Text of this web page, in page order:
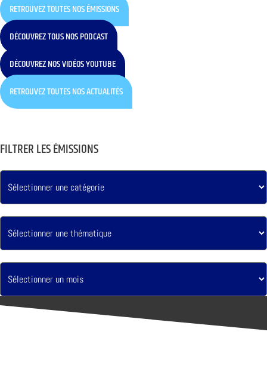
RETROUVEZ TOUTES NOS ÉMISSIONS
DÉCOUVREZ TOUS NOS PODCAST
DÉCOUVREZ NOS VIDÉOS YOUTUBE
RETROUVEZ TOUTES NOS ACTUALITÉS
FILTRER LES ÉMISSIONS